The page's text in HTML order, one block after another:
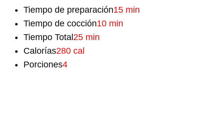
Tiempo de preparación15 min
Tiempo de cocción10 min
Tiempo Total25 min
Calorías280 cal
Porciones4